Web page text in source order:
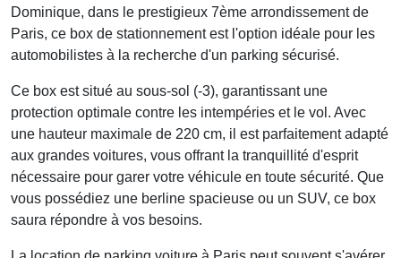
Dominique, dans le prestigieux 7ème arrondissement de
Paris, ce box de stationnement est l'option idéale pour les
automobilistes à la recherche d'un parking sécurisé.
Ce box est situé au sous-sol (-3), garantissant une
protection optimale contre les intempéries et le vol. Avec
une hauteur maximale de 220 cm, il est parfaitement adapté
aux grandes voitures, vous offrant la tranquillité d'esprit
nécessaire pour garer votre véhicule en toute sécurité. Que
vous possédiez une berline spacieuse ou un SUV, ce box
saura répondre à vos besoins.